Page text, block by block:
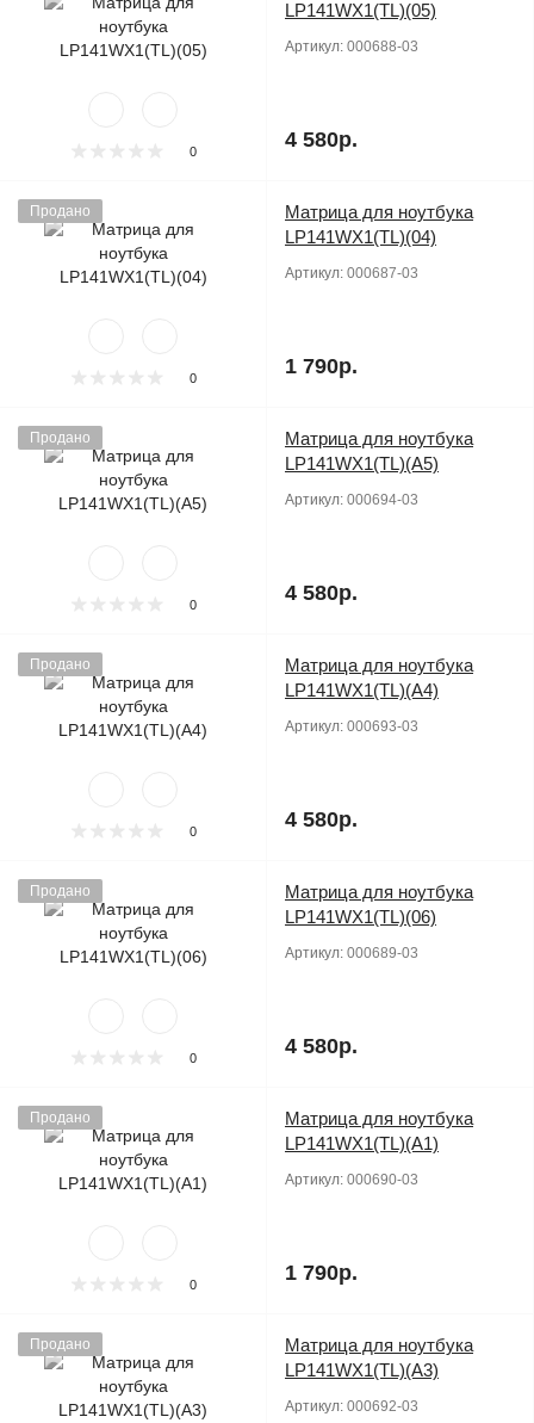
0
LP141WX1(TL)(05)
Артикул: 000688-03
4 580р.
Продано
0
Матрица для ноутбука
LP141WX1(TL)(04)
Артикул: 000687-03
1 790р.
Продано
0
Матрица для ноутбука
LP141WX1(TL)(A5)
Артикул: 000694-03
4 580р.
Продано
0
Матрица для ноутбука
LP141WX1(TL)(A4)
Артикул: 000693-03
4 580р.
Продано
0
Матрица для ноутбука
LP141WX1(TL)(06)
Артикул: 000689-03
4 580р.
Продано
0
Матрица для ноутбука
LP141WX1(TL)(A1)
Артикул: 000690-03
1 790р.
Продано
Матрица для ноутбука
LP141WX1(TL)(A3)
Артикул: 000692-03